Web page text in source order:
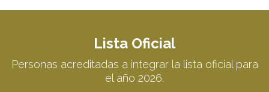
Lista Oficial
Personas acreditadas a integrar la lista oficial para
el año 2026.